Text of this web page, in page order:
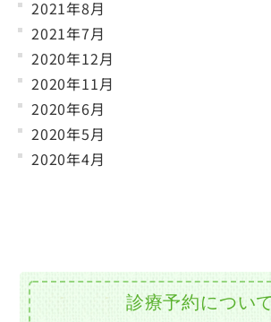
2021年8月
2021年7月
2020年12月
2020年11月
2020年6月
2020年5月
2020年4月
診療予約について